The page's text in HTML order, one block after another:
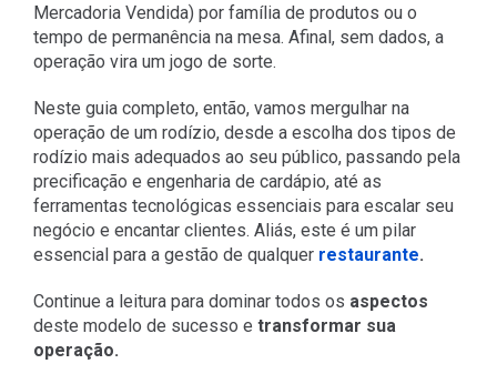
Mercadoria Vendida) por família de produtos ou o
tempo de permanência na mesa. Afinal, sem dados, a
operação vira um jogo de sorte.
Neste guia completo, então, vamos mergulhar na
operação de um rodízio, desde a escolha dos tipos de
rodízio mais adequados ao seu público, passando pela
precificação e engenharia de cardápio, até as
ferramentas tecnológicas essenciais para escalar seu
negócio e encantar clientes. Aliás, este é um pilar
essencial para a gestão de qualquer restaurante.
Continue a leitura para dominar todos os aspectos
deste modelo de sucesso e transformar sua
operação.